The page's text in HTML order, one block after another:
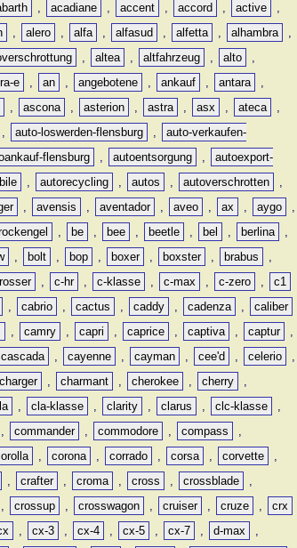
, acadiane , accent , accord , active
,
, alero , alfa , alfasud , alfetta , alhambra
,
, altea , altfahrzeug , alto
,
e , an , angebotene , ankauf , antara
,
, ascona , asterion , astra , asx , ateca
,
, auto-loswerden-flensburg ,
auto-verkaufen-
flensburg , autoentsorgung ,
autoexport-
, autorecycling , autos , autoverschrotten
,
, avensis , aventador , aveo , ax , aygo
,
, be , bee , beetle , bel , berlina
,
, bolt , bop , boxer , boxster , brabus
,
, c-hr , c-klasse , c-max , c-zero ,
c1
, cabrio , cactus , caddy , cadenza ,
caliber
, camry , capri , caprice , captiva , captur
,
cascada , cayenne , cayman , cee'd , celerio
,
charger , charmant , cherokee , cherry
,
, cla-klasse , clarity , clarus , clc-klasse
,
, commander , commodore , compass
,
, corona , corrado , corsa , corvette
,
, crafter , croma , cross , crossblade
,
, crossup , crosswagon , cruiser , cruze ,
crx
, cx-3 , cx-4 , cx-5 , cx-7 , d-max
,